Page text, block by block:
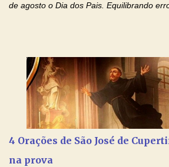
de agosto o Dia dos Pais. Equilibrando
conforto, boa alimentação, educação de
procuram orientá-los para que enfrentem
alegrias, com seus dissabores.
vitórias, em seus fracassos, em suas
exceções, mas essas exceções só
estado natural, normal. O mundo de hoje
absurdas. Temos notícia de pais que
4 Orações de São José de
na prova